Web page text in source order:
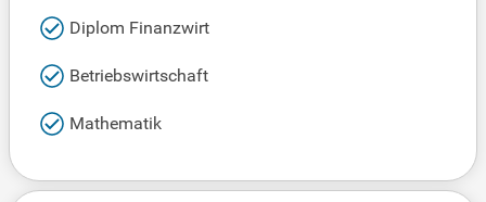
Diplom Finanzwirt
Betriebswirtschaft
Mathematik